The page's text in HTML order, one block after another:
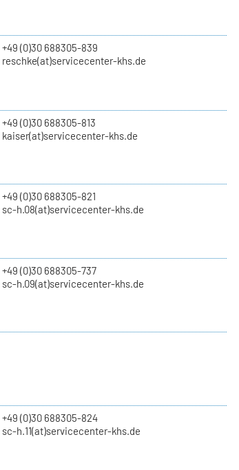
+49 (0)30 688305-839
reschke(at)servicecenter-khs.de
+49 (0)30 688305-813
kaiser(at)servicecenter-khs.de
+49 (0)30 688305-821
sc-h.08(at)servicecenter-khs.de
+49 (0)30 688305-737
sc-h.09(at)servicecenter-khs.de
+49 (0)30 688305-824
sc-h.11(at)servicecenter-khs.de